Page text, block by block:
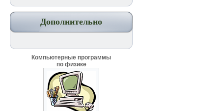
Дополнительно
Компьютерные программы
по физике